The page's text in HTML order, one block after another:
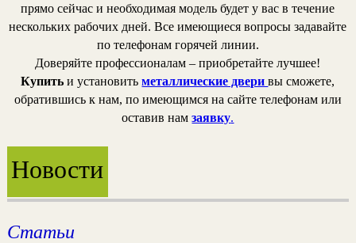
прямо сейчас и необходимая модель будет у вас в течение
нескольких рабочих дней. Все имеющиеся вопросы задавайте
по телефонам горячей линии.
Доверяйте профессионалам – приобретайте лучшее!
Купить и установитьметаллические дверивы сможете,
обратившись к нам, по имеющимся на сайте телефонам или
оставив намзаявку.
Новости
Статьи